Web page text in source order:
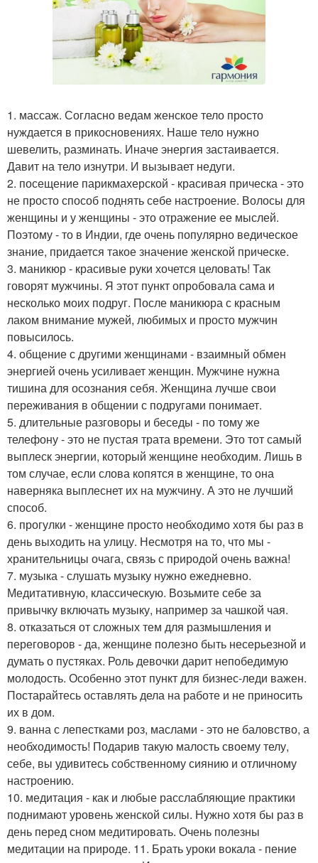
1. массаж. Согласно ведам женское тело просто
нуждается в прикосновениях. Наше тело нужно
шевелить, разминать. Иначе энергия застаивается.
Давит на тело изнутри. И вызывает недуги.
2. посещение парикмахерской - красивая прическа - это
не просто способ поднять себе настроение. Волосы для
женщины и у женщины - это отражение ее мыслей.
Поэтому - то в Индии, где очень популярно ведическое
знание, придается такое значение женской прическе.
3. маникюр - красивые руки хочется целовать! Так
говорят мужчины. Я этот пункт опробовала сама и
несколько моих подруг. После маникюра с красным
лаком внимание мужей, любимых и просто мужчин
повысилось.
4. общение с другими женщинами - взаимный обмен
энергией очень усиливает женщин. Мужчине нужна
тишина для осознания себя. Женщина лучше свои
переживания в общении с подругами понимает.
5. длительные разговоры и беседы - по тому же
телефону - это не пустая трата времени. Это тот самый
выплеск энергии, который женщине необходим. Лишь в
том случае, если слова копятся в женщине, то она
наверняка выплеснет их на мужчину. А это не лучший
способ.
6. прогулки - женщине просто необходимо хотя бы раз в
день выходить на улицу. Несмотря на то, что мы -
хранительницы очага, связь с природой очень важна!
7. музыка - слушать музыку нужно ежедневно.
Медитативную, классическую. Возьмите себе за
привычку включать музыку, например за чашкой чая.
8. отказаться от сложных тем для размышления и
переговоров - да, женщине полезно быть несерьезной и
думать о пустяках. Роль девочки дарит непобедимую
молодость. Особенно этот пункт для бизнес-леди важен.
Постарайтесь оставлять дела на работе и не приносить
их в дом.
9. ванна с лепестками роз, маслами - это не баловство, а
необходимость! Подарив такую малость своему телу,
себе, вы удивитесь собственному сиянию и отличному
настроению.
10. медитация - как и любые расслабляющие практики
поднимают уровень женской силы. Нужно хотя бы раз в
день перед сном медитировать. Очень полезны
медитации на природе. 11. Брать уроки вокала - пение